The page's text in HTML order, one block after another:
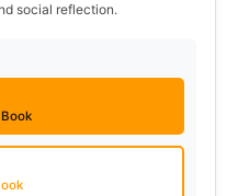
social reflection.